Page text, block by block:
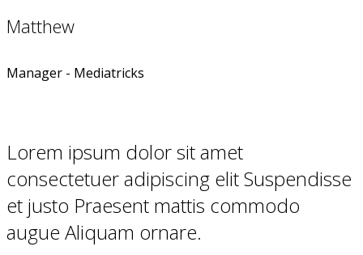
Matthew
Manager - Mediatricks
Lorem ipsum dolor sit amet
consectetuer adipiscing elit Suspendisse
et justo Praesent mattis commodo
augue Aliquam ornare.